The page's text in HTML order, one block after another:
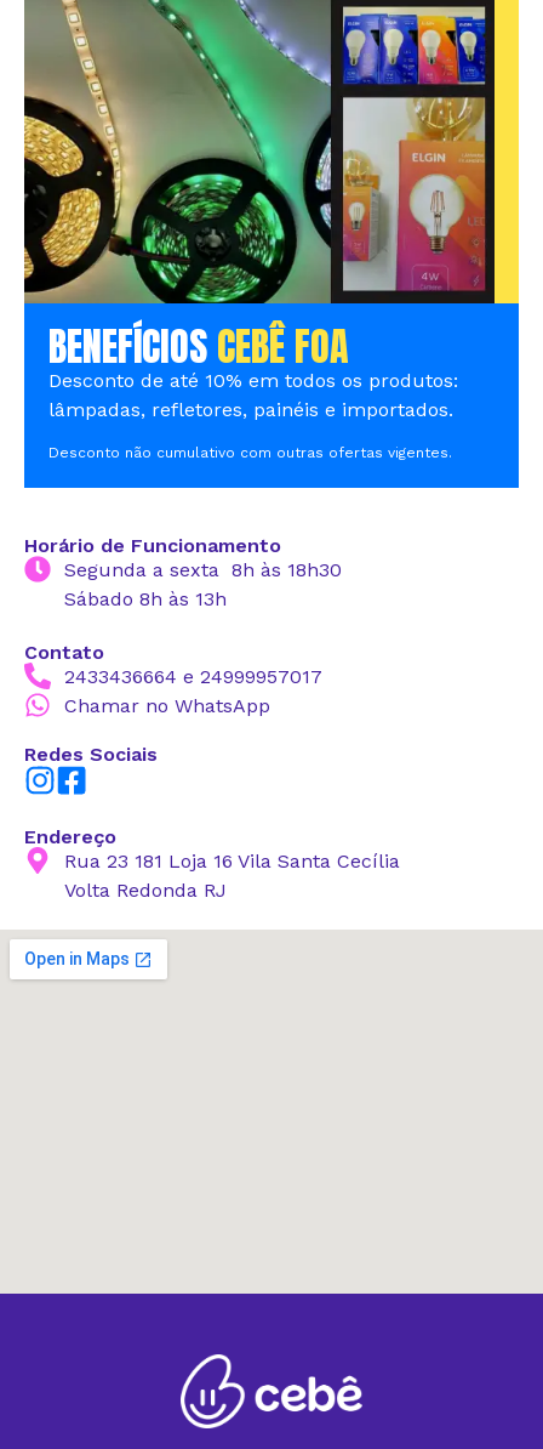
BENEFÍCIOSCEBÊ FOA
Desconto de até 10% em todos os produtos:
lâmpadas, refletores, painéis e importados.
Desconto não cumulativo com outras ofertas vigentes.
Horário de Funcionamento
Segunda a sexta 8h às 18h30
Sábado 8h às 13h
Contato
2433436664 e 24999957017
Chamar no WhatsApp
Redes Sociais
Endereço
Rua 23 181 Loja 16 Vila Santa Cecília
Volta Redonda RJ